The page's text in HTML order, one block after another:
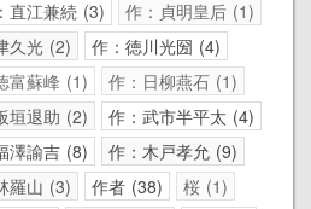
直江兼続 3 作：貞明皇后 1
久光 2 作：徳川光圀 4
富蘇峰 1 作：日柳燕石 1
垣退助 2 作：武市半平太 4
澤諭吉 8 作：木戸孝允 9
羅山 3 作者 38 桜 1